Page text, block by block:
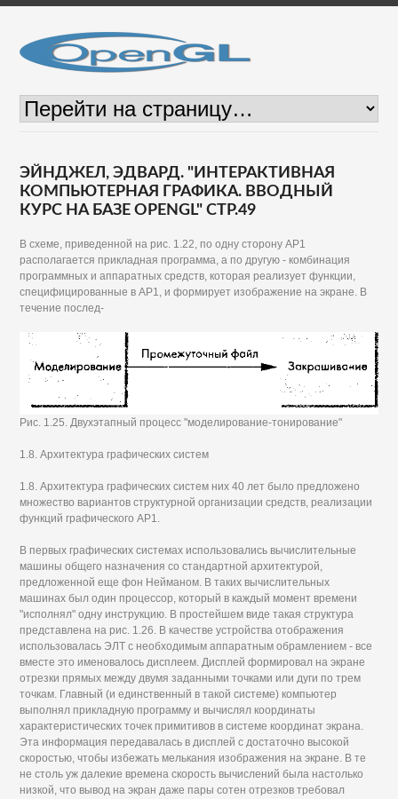
ЭЙНДЖЕЛ, ЭДВАРД. "ИНТЕРАКТИВНАЯ
КОМПЬЮТЕРНАЯ ГРАФИКА. ВВОДНЫЙ
КУРС НА БАЗЕ OPENGL" СТР.49
В схеме, приведенной на рис. 1.22, по одну сторону АР1
располагается прикладная программа, а по другую - комбинация
программных и аппаратных средств, которая реализует функции,
специфицированные в АР1, и формирует изображение на экране. В
течение послед-
Рис. 1.25. Двухэтапный процесс "моделирование-тонирование"
1.8. Архитектура графических систем
1.8. Архитектура графических систем них 40 лет было предложено
множество вариантов структурной организации средств, реализации
функций графического АР1.
В первых графических системах использовались вычислительные
машины общего назначения со стандартной архитектурой,
предложенной еще фон Нейманом. В таких вычислительных
машинах был один процессор, который в каждый момент времени
"исполнял" одну инструкцию. В простейшем виде такая структура
представлена на рис. 1.26. В качестве устройства отображения
использовалась ЭЛТ с необходимым аппаратным обрамлением - все
вместе это именовалось дисплеем. Дисплей формировал на экране
отрезки прямых между двумя заданными точками или дуги по трем
точкам. Главный (и единственный в такой системе) компьютер
выполнял прикладную программу и вычислял координаты
характеристических точек примитивов в системе координат экрана.
Эта информация передавалась в дисплей с достаточно высокой
скоростью, чтобы избежать мелькания изображения на экране. В те
не столь уж далекие времена скорость вычислений была настолько
низкой, что вывод на экран даже пары сотен отрезков требовал